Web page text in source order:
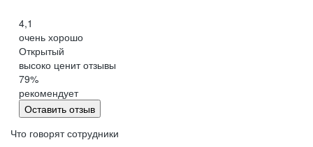
4,1
очень хорошо
Открытый
высоко ценит отзывы
79%
рекомендует
Оставить отзыв
Что говорят сотрудники